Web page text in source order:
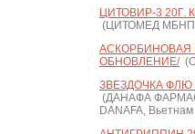
ЦИТОВИР-3 20Г.
(ЦИТОМЕД
АСКОРБИНОВАЯ
ОБНОВЛЕНИЕ/
ЗВЕЗДОЧКА ФЛЮ
(ДАНАФА
DANAFA,